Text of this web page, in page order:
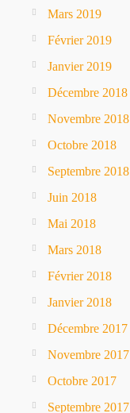
Mars 2019
Février 2019
Janvier 2019
Décembre 2018
Novembre 2018
Octobre 2018
Septembre 2018
Juin 2018
Mai 2018
Mars 2018
Février 2018
Janvier 2018
Décembre 2017
Novembre 2017
Octobre 2017
Septembre 2017